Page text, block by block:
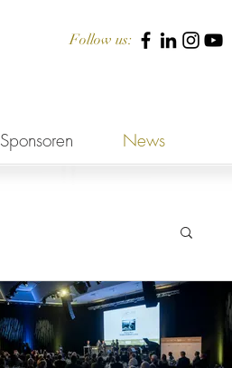
Follow us:
Sponsoren News